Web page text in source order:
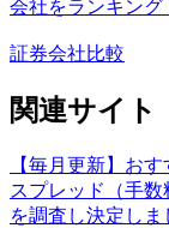
会社をランキング
証券会社比較
関連サイト
【毎月更新】お
スプレッド（手
を調査し決定しま